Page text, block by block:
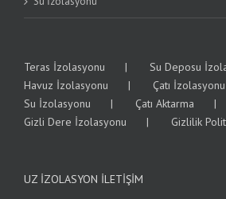
Teras İzolasyonu
Su Deposu
Havuz İzolasyonu
Çatı İzolasyonu
Su İzolasyonu
Çatı Aktarma
Gizli Dere İzolasyonu
Gizlilik
UZ İZOLASYON İLETIŞIM